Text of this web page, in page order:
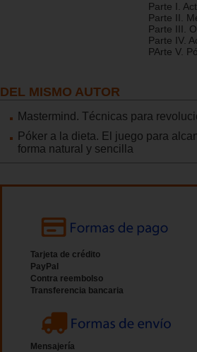
Parte I.
Parte II.
Parte III.
Parte IV.
PArte V.
DEL MISMO AUTOR
Mastermind. Técnicas para
Póker a la dieta. El juego para
forma natural y sencilla
Tarjeta de crédito
PayPal
Contra reembolso
Transferencia bancaria
Mensajería